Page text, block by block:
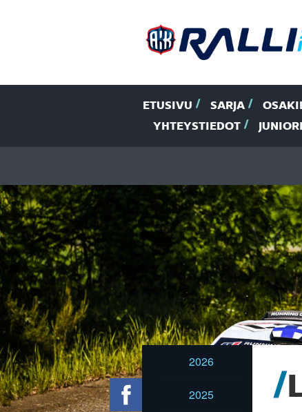
ETUSIVU SARJA
YHTEYSTIEDOT
2026
2025